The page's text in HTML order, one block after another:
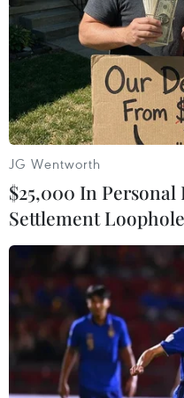
lược đầu tư cho khoa
kết phát triển xanh
Vinamilk xuất sắc
2025 của Forbes
Thương hiệu dẫn
niêm yết tốt nhất./.
Vinamilk ghi nhận
cao nhất từ trước
đồng. Tổng doanh
Vinamilk đạt
đồng so với cùng
Đây là mức doanh
doanh nghiệp từng
Mảng kinh doanh
JG Wentworth
$25,000 In Personal
Settlement